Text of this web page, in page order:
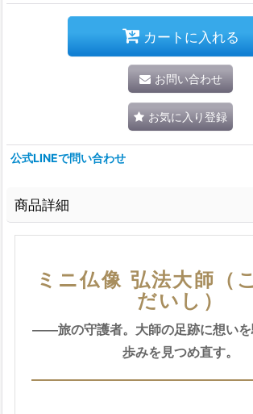
カートに入れる
お問い合わせ
お気に入り登録
公式LINEで問い合わせ
商品詳細
ミニ仏像 弘法大師（
だいし）
――旅の守護者。大師の足跡に想い
歩みを見つめ直す。